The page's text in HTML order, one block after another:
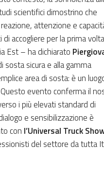
scientifici dimostrino che
attenzione e
accogliere per la prima
Est – ha dichiarato
sosta sicura e alla gamma
area di sosta: è un
evento conferma il
i più elevati standard di
e sensibilizzazione è
con l’Universal Truck
del settore da tutta